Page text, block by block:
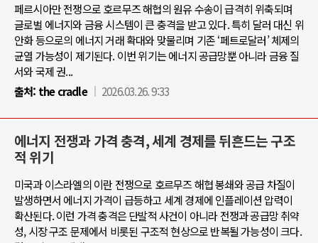
페르시아만 전쟁으로 호르무즈 해협의 원유 수송이 급격히 위축되며
글로벌 에너지와 금융 시스템이 큰 충격을 받고 있다. 특히 달러 대신 위
안화 등으로의 에너지 거래 확대와 맞물리며 기존 ‘페트로달러’ 체제의
균열 가능성이 제기된다. 이번 위기는 에너지 공급망뿐 아니라 금융 질
서와 국제 권...
출처: the cradle 2026.03.26. 9:33
에너지 전쟁과 가격 충격, 세계 경제를 뒤흔드는 구조
적 위기
미국과 이스라엘의 이란 전쟁으로 호르무즈 해협 봉쇄와 공급 차질이
발생하면서 에너지 가격이 급등하고 세계 경제에 인플레이션 압력이
확산된다. 이런 가격 충격은 단발적 사건이 아니라 전쟁과 공급망 취약
성, 시장 구조 문제에서 비롯된 구조적 현상으로 반복될 가능성이 크다.